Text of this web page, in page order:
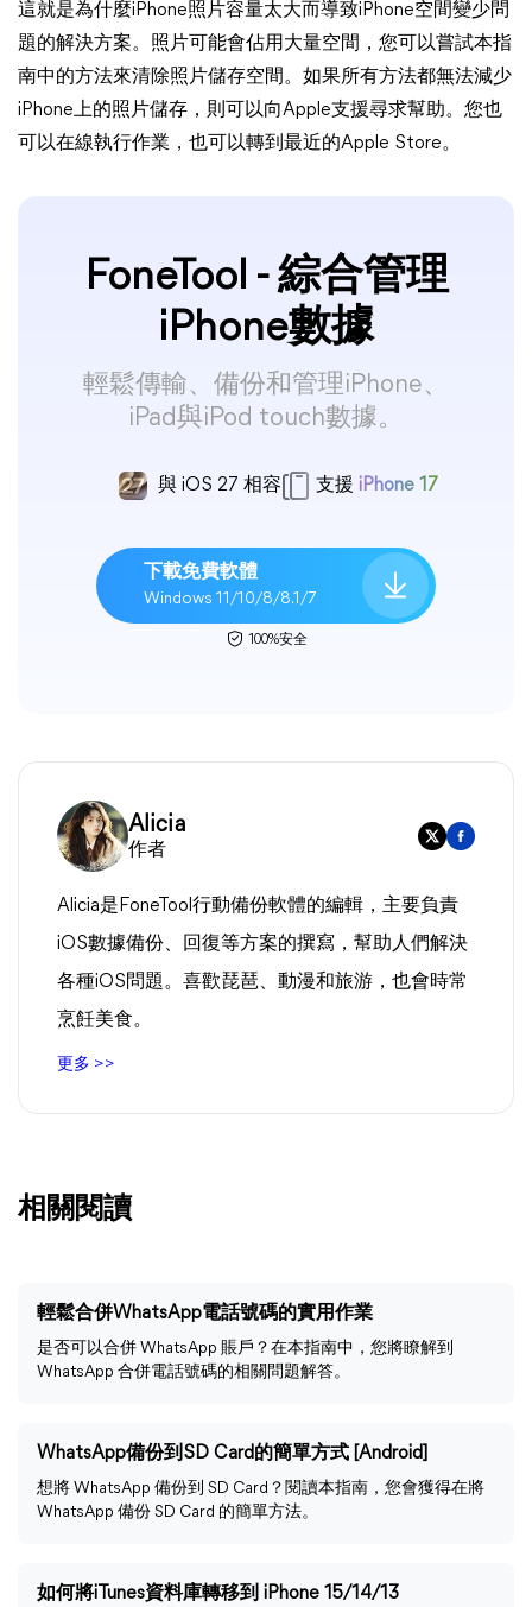
這就是為什麼iPhone照片容量太大而導致iPhone空間變少問
題的解決方案。照片可能會佔用大量空間，您可以嘗試本指
南中的方法來清除照片儲存空間。如果所有方法都無法減少
iPhone上的照片儲存，則可以向Apple支援尋求幫助。您也
可以在線執行作業，也可以轉到最近的Apple Store。
FoneTool - 綜合管理
iPhone數據
輕鬆傳輸、備份和管理iPhone、
iPad與iPod touch數據。
與 iOS 27 相容 支援 iPhone 17
下載免費軟體
Windows 11/10/8/8.1/7
100%安全
Alicia
作者
Alicia是FoneTool行動備份軟體的編輯，主要負責
iOS數據備份、回復等方案的撰寫，幫助人們解決
各種iOS問題。喜歡琵琶、動漫和旅游，也會時常
烹飪美食。
更多 >>
相關閱讀
輕鬆合併WhatsApp電話號碼的實用作業
是否可以合併 WhatsApp 賬戶？在本指南中，您將瞭解到
WhatsApp 合併電話號碼的相關問題解答。
WhatsApp備份到SD Card的簡單方式 [Android]
想將 WhatsApp 備份到 SD Card？閱讀本指南，您會獲得在將
WhatsApp 備份 SD Card 的簡單方法。
如何將iTunes資料庫轉移到 iPhone 15/14/13